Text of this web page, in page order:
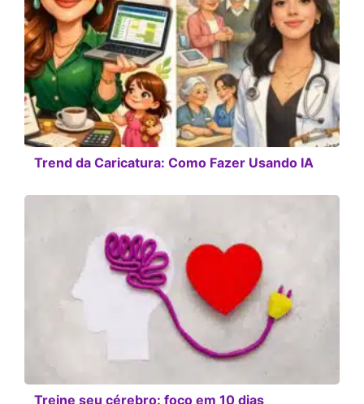
Trend da Caricatura: Como Fazer Usando IA
Treine seu cérebro: foco em 10 dias